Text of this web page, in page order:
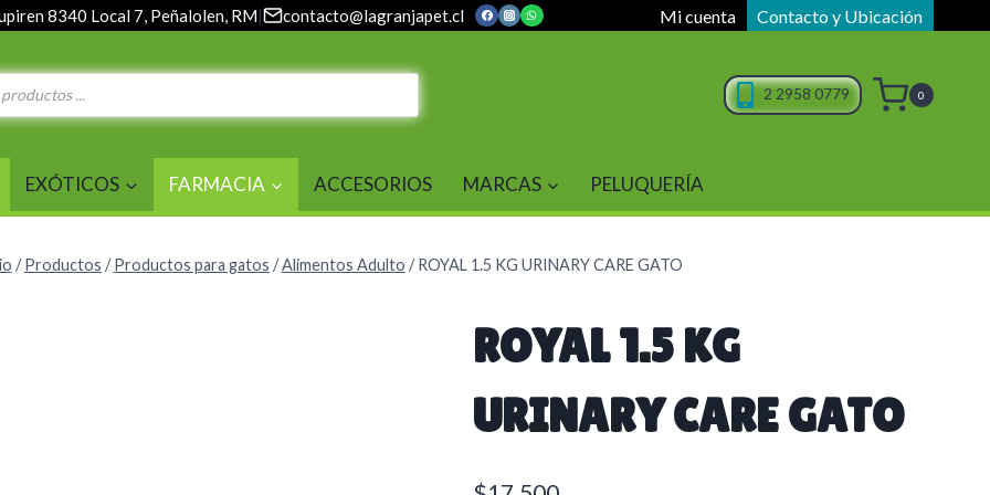
8340 Local 7, Peñalolen, RM| contacto@lagranjapet.cl Mi cuenta Contacto y Ubicación
2 2958 0779 0
EXÓTICOS FARMACIA ACCESORIOS MARCAS PELUQUERÍA
/ Productos / Productos para gatos / Alimentos Adulto / ROYAL 1.5 KG URINARY CARE GATO
ROYAL 1.5 KG
URINARY CARE GATO